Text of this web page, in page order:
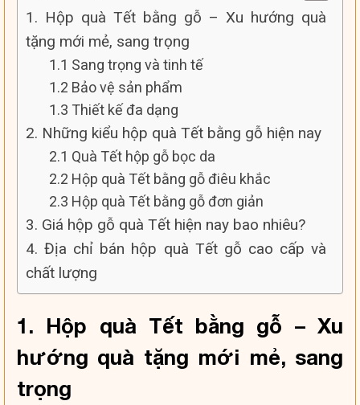
1. Hộp quà Tết bằng gỗ – Xu hướng quà
tặng mới mẻ, sang trọng
1.1 Sang trọng và tinh tế
1.2 Bảo vệ sản phẩm
1.3 Thiết kế đa dạng
2. Những kiểu hộp quà Tết bằng gỗ hiện nay
2.1 Quà Tết hộp gỗ bọc da
2.2 Hộp quà Tết bằng gỗ điêu khắc
2.3 Hộp quà Tết bằng gỗ đơn giản
3. Giá hộp gỗ quà Tết hiện nay bao nhiêu?
4. Địa chỉ bán hộp quà Tết gỗ cao cấp và
chất lượng
1. Hộp quà Tết bằng gỗ – Xu
hướng quà tặng mới mẻ, sang
trọng